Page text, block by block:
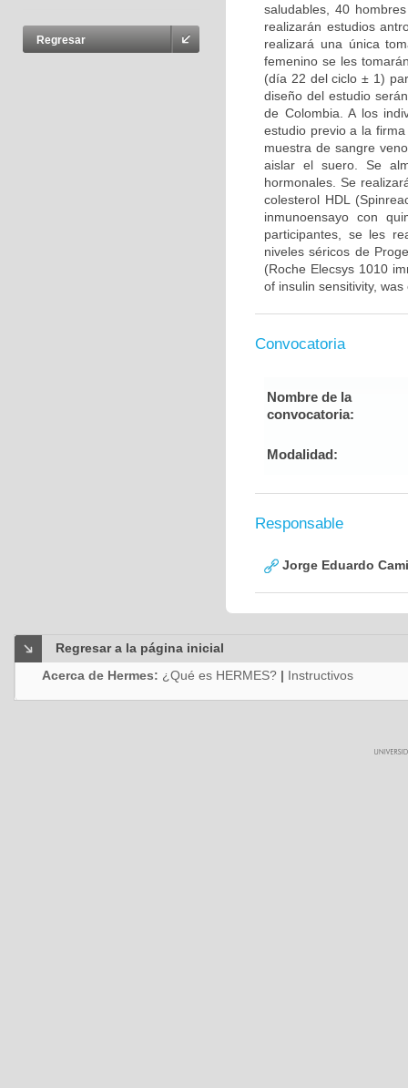
Regresar
saludables, 40
realizarán estudios
realizará una única
femenino se les
(día 22 del ciclo ± 1)
diseño del estudio
de Colombia. A los
estudio previo a la
muestra de sangre
aislar el suero. Se
hormonales. Se
colesterol HDL
inmunoensayo con
participantes, se les
niveles séricos de
(Roche Elecsys 1010
of insulin sensitivity,
Convocatoria
Nombre de la
convocatoria:
Modalidad:
Responsable
Jorge Eduardo
Regresar a la página inicial
Acerca de Hermes: ¿Qué es HERMES? | Instructivos